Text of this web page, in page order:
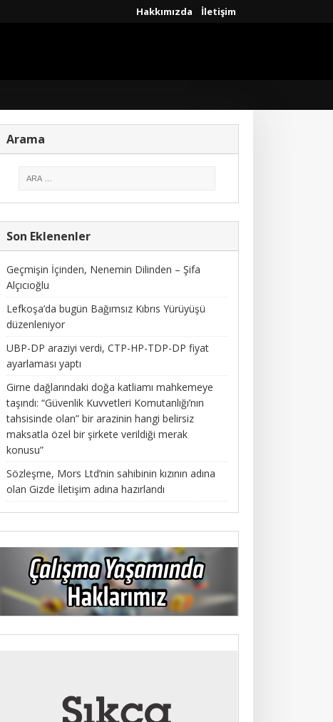
Hakkımızda İletişim
Arama
Son Eklenenler
Geçmişin İçinden, Nenemin Dilinden – Şifa
Alçıcıoğlu
Lefkoşa’da bugün Bağımsız Kıbrıs Yürüyüşü
düzenleniyor
UBP-DP araziyi verdi, CTP-HP-TDP-DP fiyat
ayarlaması yaptı
Girne dağlarındaki doğa katliamı mahkemeye
taşındı: “Güvenlik Kuvvetleri Komutanlığı’nın
tahsisinde olan” bir arazinin hangi belirsiz
maksatla özel bir şirkete verildiği merak
konusu”
Sözleşme, Mors Ltd’nin sahibinin kızının adına
olan Gizde İletişim adına hazırlandı